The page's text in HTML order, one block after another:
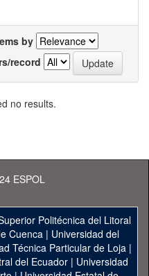
by
record
no results.
ESPOL
Politécnica del Litoral
Cuenca| Universidad del
Técnica Particular de Loja|
del Ecuador| Universidad